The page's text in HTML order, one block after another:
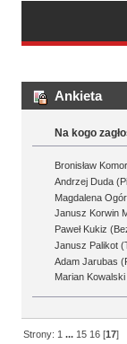
Ankieta
Na kogo
Bronisław
Andrzej Duda
Magdalena
Janusz Korwin
Paweł Kukiz
Janusz Palikot
Adam Jarubas
Marian
Strony: 1 ... 15 16 [17]